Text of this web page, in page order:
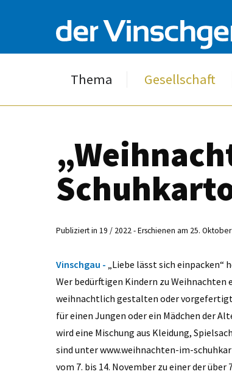
Thema Gesellschaft
Publiziert in 19 / 2022 - Erschienen am 25.
Vinschgau - „Liebe lässt sich einpacken“
Wer bedürftigen Kindern zu Weihnachten
weihnachtlich gestalten oder
für einen Jungen oder ein Mädchen der
wird eine Mischung aus Kleidung,
sind unter www.weihnachten-im-
vom 7. bis 14. November zu einer der